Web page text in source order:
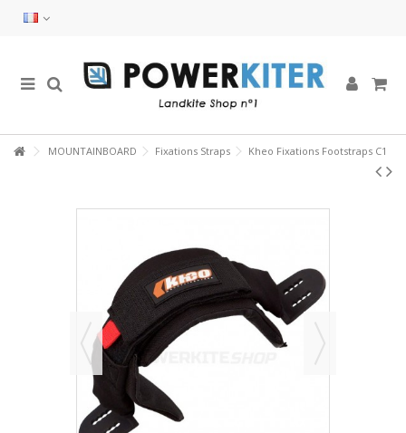
MOUNTAINBOARD Fixations Straps Kheo Fixations Footstraps C1